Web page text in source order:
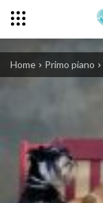
Home Primo piano